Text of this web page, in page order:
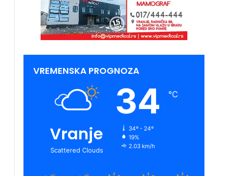
VREMENSKA PROGNOZA
Vranje
Scattered Clouds
34 ℃
34º - 24º
19%
2.03 km/h